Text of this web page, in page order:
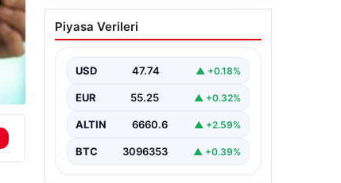
Veli Ağbaba’nın ağabeyi
Hür Ağbaba tutuklandı
Piyasa Verileri
USD 47.74 ▲ +0.18%
EUR 55.25 ▲ +0.32%
ALTIN 6660.6 ▲ +2.59%
BTC 3096353 ▲ +0.39%